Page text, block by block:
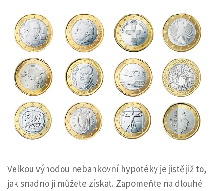
Velkou výhodou nebankovní hypotéky je jistě již to,
jak snadno ji můžete získat. Zapomeňte na dlouhé